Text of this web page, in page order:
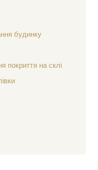
будинку
покриття на склі